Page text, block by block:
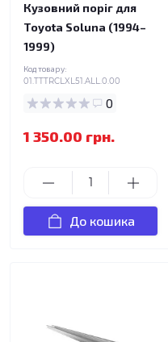
Кузовний поріг для
Toyota Soluna (1994–
1999)
Код товару:
01.TTTRCLXL51.ALL.0.00
0
1 350.00 грн.
До кошика